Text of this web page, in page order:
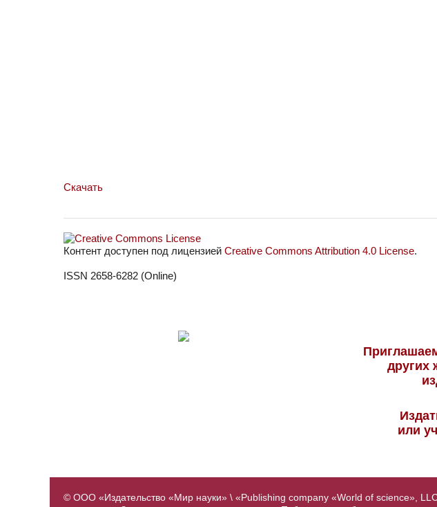
Скачать
Контент доступен под лицензией Creative Commons Attribution 4.0 License.
ISSN 2658-6282 (Online)
других
или
© ООО «Издательство «Мир науки» \ «Publishing company «World of science»,